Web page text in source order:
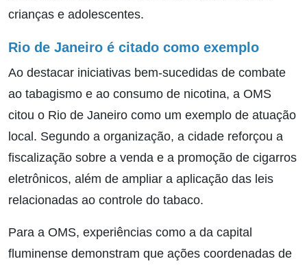
crianças e adolescentes.
Rio de Janeiro é citado como exemplo
Ao destacar iniciativas bem-sucedidas de combate
ao tabagismo e ao consumo de nicotina, a OMS
citou o Rio de Janeiro como um exemplo de atuação
local. Segundo a organização, a cidade reforçou a
fiscalização sobre a venda e a promoção de cigarros
eletrônicos, além de ampliar a aplicação das leis
relacionadas ao controle do tabaco.
Para a OMS, experiências como a da capital
fluminense demonstram que ações coordenadas de